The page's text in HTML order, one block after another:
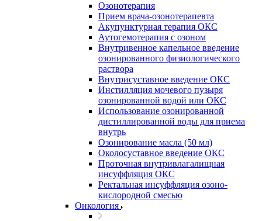
Озонотерапия
Прием врача-озонотерапевта
Акупунктурная терапия ОКС
Аутогемотерапия с озоном
Внутривенное капельное введение
озонированного физиологического
раствора
Внутрисуставное введение ОКС
Инстилляция мочевого пузыря
озонированной водой или ОКС
Использование озонированной
дистиллированной воды для приема
внутрь
Озонирование масла (50 мл)
Околосуставное введение ОКС
Проточная внутривлагалищная
инсуффляция ОКС
Ректальная инсуффляция озоно-
кислородной смесью
Онкология